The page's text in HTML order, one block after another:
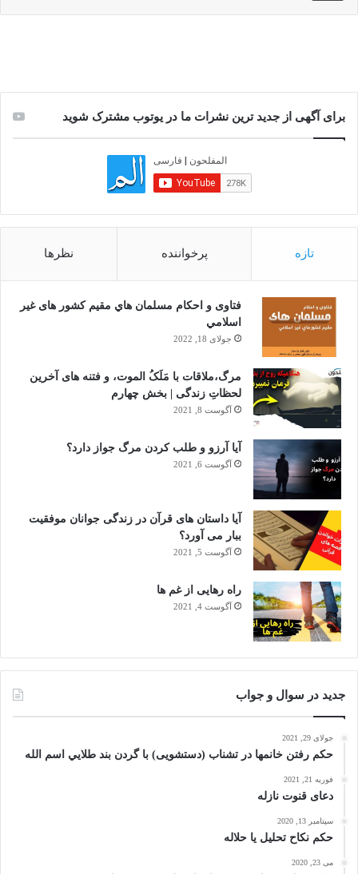
برای آگهی از جدید ترین نشرات ما در یوتوب مشترک شوید
تازه پرخواننده نظرها
فتاوى و احكام مسلمان هاي مقيم كشور هاى غير
اسلامي
جولای 18, 2022
مرگ،ملاقات با مَلَکُ الموت، و فتنه های آخرین
لحظاتِ زندگی | بخش چهارم
آگوست 8, 2021
آیا آرزو و طلب کردن مرگ جواز دارد؟
آگوست 6, 2021
آیا داستان های قرآن در زندگی جوانان موفقیت
ببار می آورد؟
آگوست 5, 2021
راه رهایی از غم ها
آگوست 4, 2021
جدید در سوال و جواب
جولای 29, 2021
حکم رفتن خانمها در تشناب (دستشویی) با گردن بند طلايي اسم الله
فوریه 21, 2021
دعای قنوت نازله
سپتامبر 13, 2020
حکم نکاح تحلیل یا حلاله
می 23, 2020